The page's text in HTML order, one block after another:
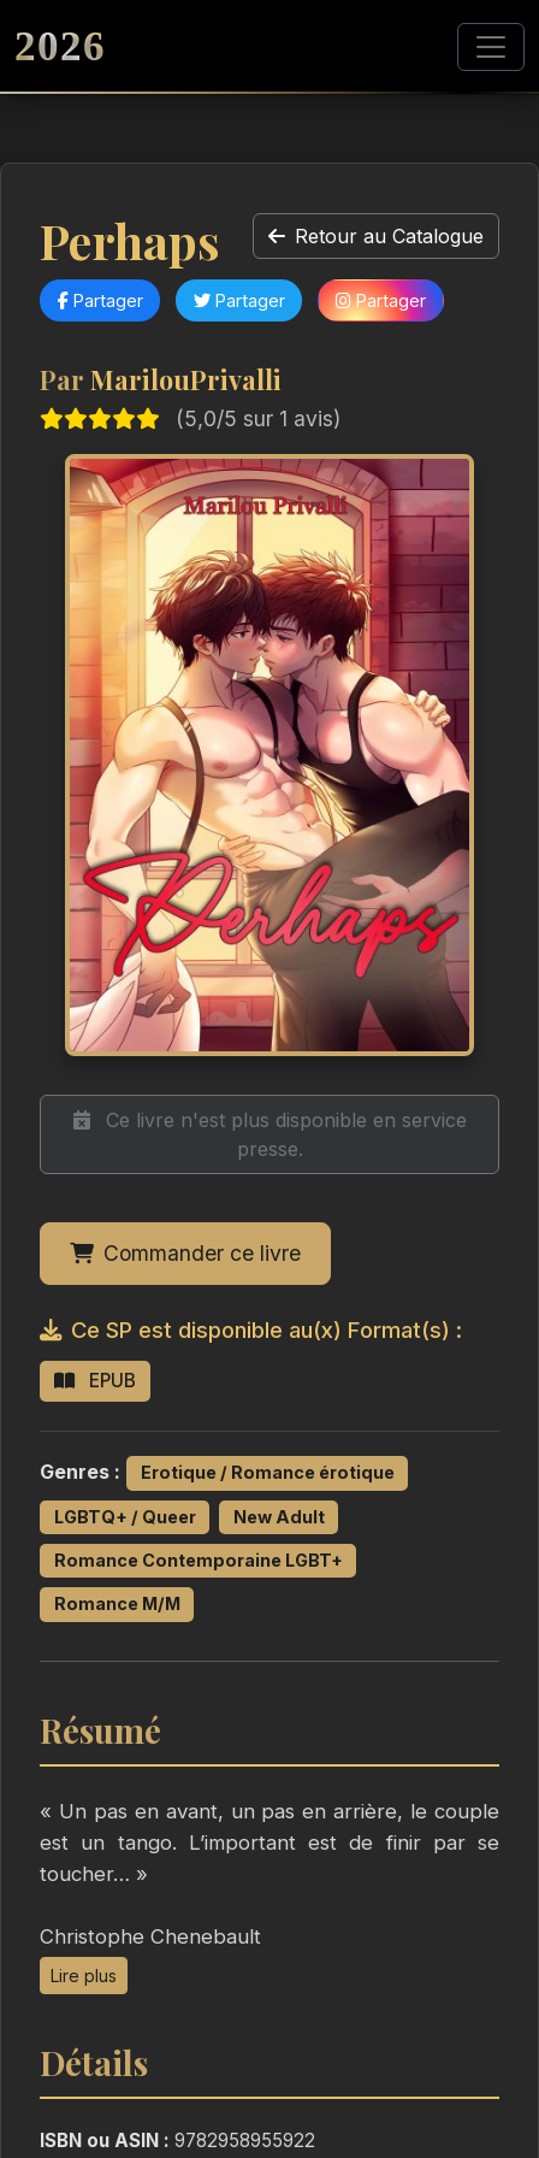
2026
Perhaps Retour au Catalogue
Partager Partager Partager
Par MarilouPrivalli
(5,0/5 sur 1 avis)
Ce livre n'est plus disponible en service
presse.
Commander ce livre
Ce SP est disponible au(x) Format(s) :
EPUB
Genres : Erotique / Romance érotique
LGBTQ+ / Queer New Adult
Romance Contemporaine LGBT+
Romance M/M
Résumé
« Un pas en avant, un pas en arrière, le couple
est un tango. L’important est de finir par se
toucher… »
Christophe Chenebault
Jae et Fred, deux professionnels de danse de
mois du Championnat du monde. Pendant que
l’un, perfectionniste et déterminé, consacre son
Lire plus
Détails
ISBN ou ASIN : 9782958955922